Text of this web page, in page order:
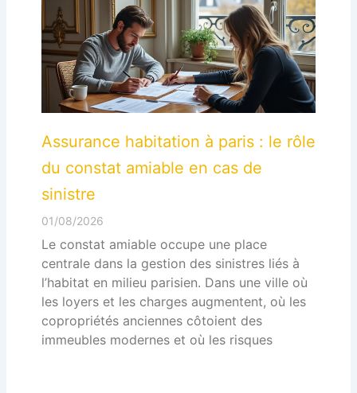
Assurance habitation à paris : le rôle
du constat amiable en cas de
sinistre
01/08/2026
Le constat amiable occupe une place
centrale dans la gestion des sinistres liés à
l’habitat en milieu parisien. Dans une ville où
les loyers et les charges augmentent, où les
copropriétés anciennes côtoient des
immeubles modernes et où les risques